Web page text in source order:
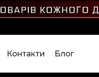
Контакти Блог